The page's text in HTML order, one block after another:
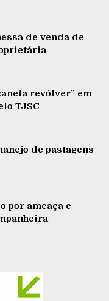
de venda de
revólver” em
TJSC
de pastagens
por ameaça e